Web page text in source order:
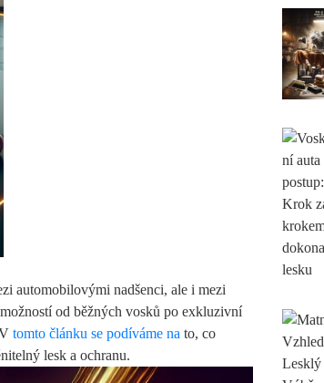
automobilovými nadšenci, ale i mezi
od běžných vosků po exkluzivní
Vtomto článku se podíváme na to, co
lesk a ochranu.